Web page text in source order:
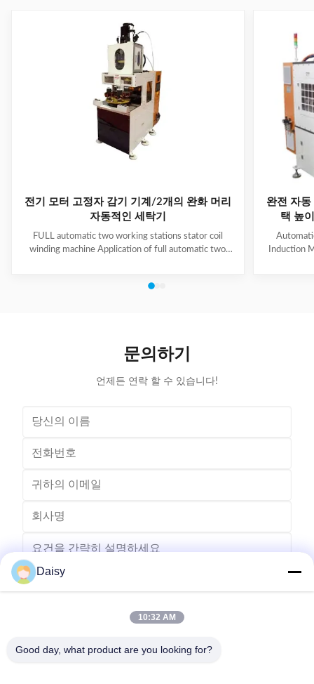
전기 모터 고정자 감기 기계/2개의 완화 머리
자동적인 세탁기
FULL automatic two working stations stator coil
winding machine Application of full automatic two
poles, 4 poles and 6poles coils winding. 1. Main
Winding speed ≤2500RPM Max stator OD 160mm
완전 자
택 높
Induction
문의하기
언제든 연락 할 수 있습니다!
Daisy
10:32 AM
Good day, what product are you looking for?